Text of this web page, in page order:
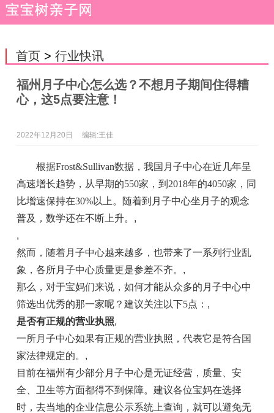
首页> 行业快讯
福州月子中心怎么选？不想月子期间住得糟
心，这5点要注意！
2022年12月20日 编辑:王佳
根据Frost&Sullivan数据，我国月子中心在近几年呈
高速增长趋势，从早期的550家，到2018年的4050家，同
比增速保持在30%以上。随着到月子中心坐月子的观念
普及，数学还在不断上升。 ,
,
然而，随着月子中心越来越多，也带来了一系列行业乱
象，各所月子中心质量更是参差不齐。 ,
那么，对于宝妈们来说，如何才能从众多的月子中心中
筛选出优秀的那一家呢？建议关注以下5点： ,
是否有正规的营业执照,
一所月子中心如果有正规的营业执照，代表它是符合国
家法律规定的。 ,
目前在福州有少部分月子中心是无证经营，质量、安
全、卫生等方面都得不到保障。建议各位宝妈在选择
时，去当地的企业信息公示系统上查询，就可以避免无